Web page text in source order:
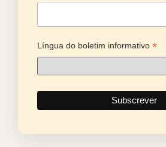
Língua do boletim informativo *